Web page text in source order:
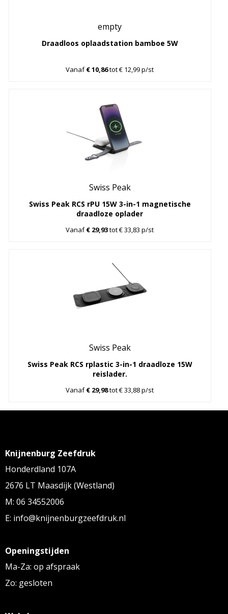
empty
Draadloos oplaadstation bamboe 5W
Vanaf€ 10,86tot € 12,99 p/st
Swiss Peak
Swiss Peak RCS rPU 15W 3-in-1 magnetische
draadloze oplader
Vanaf€ 29,93tot € 33,83 p/st
Swiss Peak
Swiss Peak RCS rplastic 3-in-1 draadloze 15W
reislader.
Vanaf€ 29,98tot € 33,88 p/st
Knijnenburg Zeefdruk
Honderdland 107A
2676 LT Maasdijk (Westland)
M: 06 34552006
E: info@knijnenburgzeefdruk.nl
Openingstijden
Ma-Za: op afspraak
Zo: gesloten